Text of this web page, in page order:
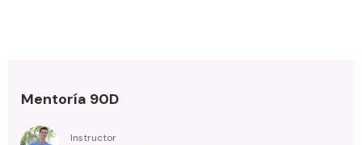
Mentoría 90D
Instructor